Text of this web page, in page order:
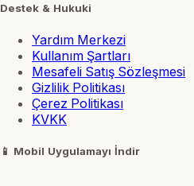
Destek & Hukuki
Yardım Merkezi
Kullanım Şartları
Mesafeli Satış Sözleşmesi
Gizlilik Politikası
Çerez Politikası
KVKK
📱 Mobil Uygulamayı İndir